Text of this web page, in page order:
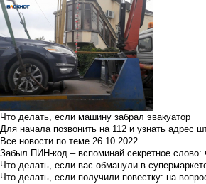
Что делать, если машину забрал эвакуатор
Для начала позвонить на 112 и узнать адрес
Все новости по теме 26.10.2022
Забыл ПИН-код – вспоминай секретное
Что делать, если вас обманули в
Что делать, если получили повестку: на